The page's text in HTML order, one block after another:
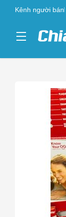
Kênh người bán